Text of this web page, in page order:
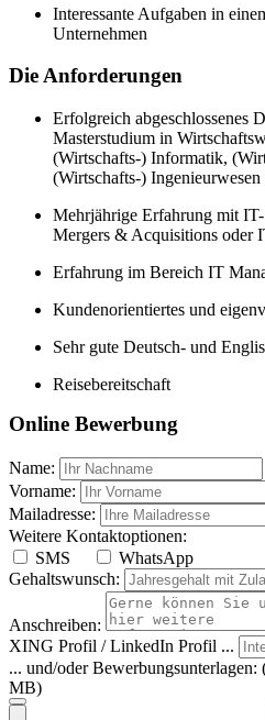
Interessante Aufgaben in
Unternehmen
Die Anforderungen
Erfolgreich abgeschlossenes
Masterstudium in
(Wirtschafts-) Informatik,
(Wirtschafts-) Ingenieurwesen
Mehrjährige Erfahrung mit
Mergers & Acquisitions oder
Erfahrung im Bereich IT
Kundenorientiertes und
Sehr gute Deutsch- und
Reisebereitschaft
Online Bewerbung
Name:
Vorname:
Mailadresse:
Weitere Kontaktoptionen:
SMS
WhatsApp
Gehaltswunsch:
Anschreiben:
XING Profil / LinkedIn Profil ...
... und/oder Bewerbungsunterlagen:
MB)